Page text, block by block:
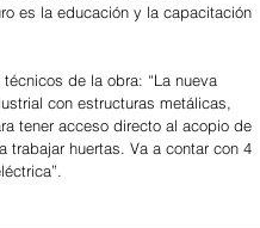
es la educación y la capacitación
de la obra: “La nueva
con estructuras metálicas,
tener acceso directo al acopio de
trabajar huertas. Va a contar con 4